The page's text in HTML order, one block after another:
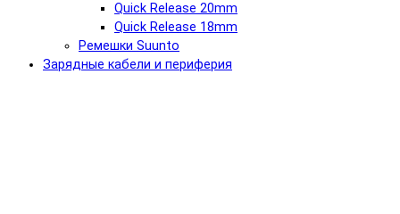
Quick Release 20mm
Quick Release 18mm
Ремешки Suunto
Зарядные кабели и периферия